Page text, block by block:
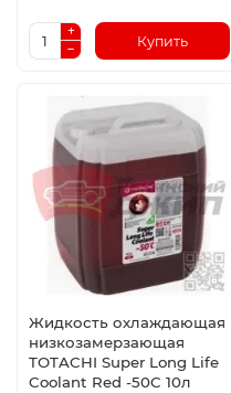
Купить
Жидкость охлаждающая
низкозамерзающая
TOTACHI Super Long Life
Coolant Red -50C 10л